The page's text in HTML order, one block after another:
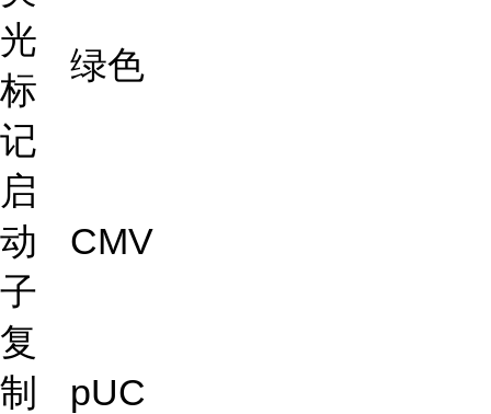
光
标
记
绿色
启
动
子
CMV
复
制
pUC